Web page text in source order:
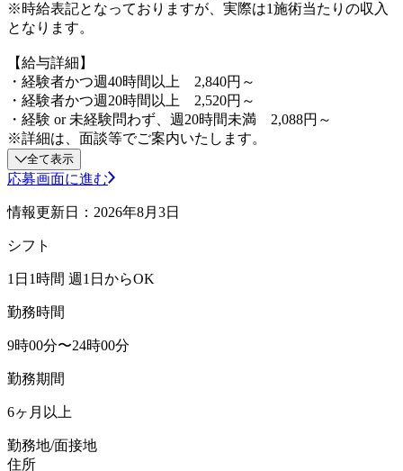
※時給表記となっておりますが、実際は1施術当たりの収入
となります。
【給与詳細】
・経験者かつ週40時間以上 2,840円～
・経験者かつ週20時間以上 2,520円～
・経験 or 未経験問わず、週20時間未満 2,088円～
※詳細は、面談等でご案内いたします。
全て表示
応募画面に進む
情報更新日：2026年8月3日
シフト
1日1時間 週1日からOK
勤務時間
9時00分〜24時00分
勤務期間
6ヶ月以上
勤務地/面接地
住所